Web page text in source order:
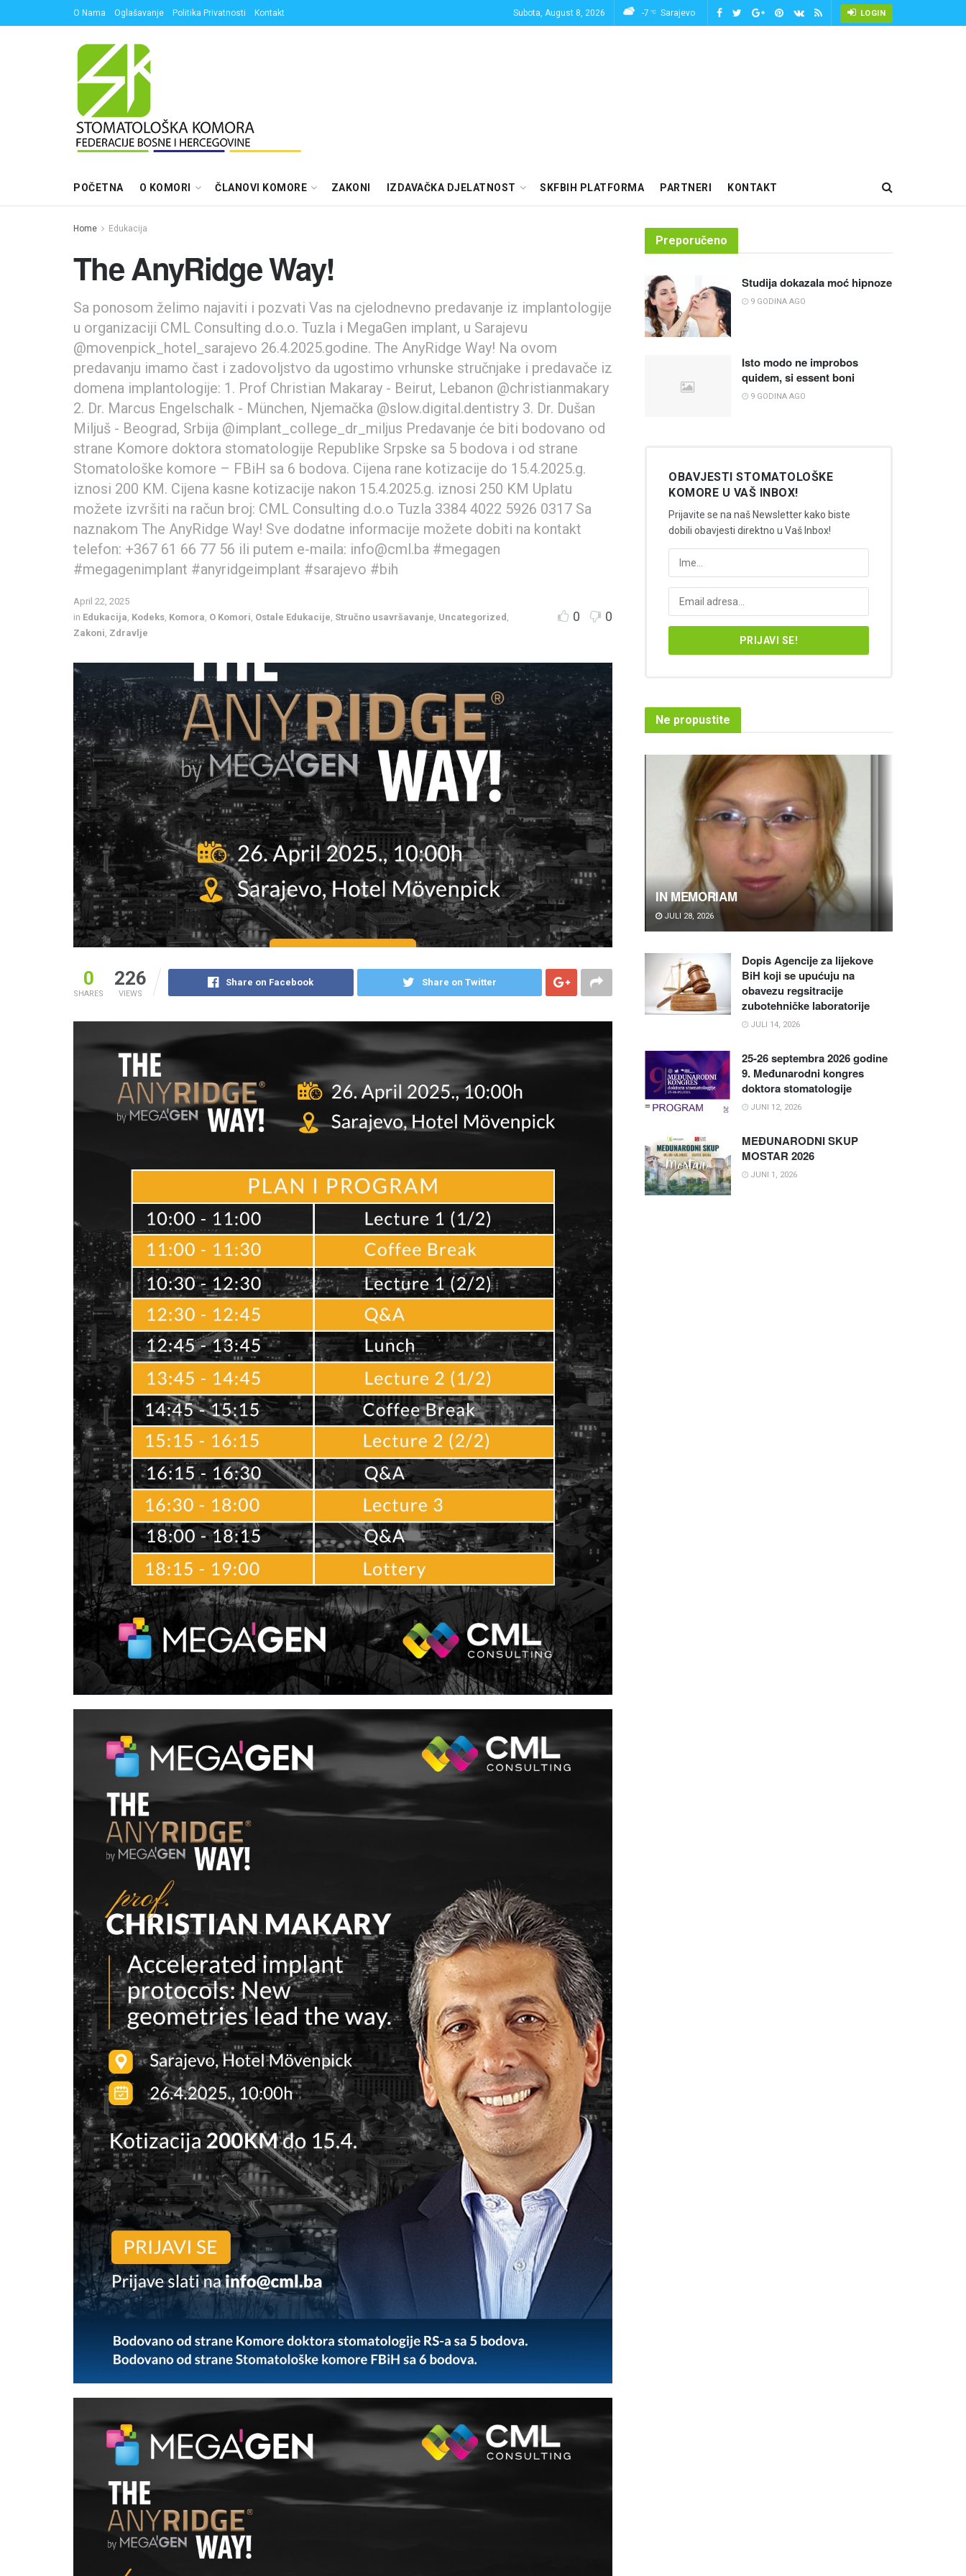
O Nama Oglašavanje Politika Privatnosti Kontakt Subota, August 8, 2026 -7 °C Sarajevo LOGIN
POČETNA O KOMORI ČLANOVI KOMORE ZAKONI IZDAVAČKA DJELATNOST SKFBIH PLATFORMA PARTNERI KONTAKT
Home Edukacija
The AnyRidge Way!
Sa ponosom želimo najaviti i pozvati Vas na cjelodnevno predavanje iz implantologije
u organizaciji CML Consulting d.o.o. Tuzla i MegaGen implant, u Sarajevu
@movenpick_hotel_sarajevo 26.4.2025.godine. The AnyRidge Way! Na ovom
predavanju imamo čast i zadovoljstvo da ugostimo vrhunske stručnjake i predavače iz
domena implantologije: 1. Prof Christian Makaray - Beirut, Lebanon @christianmakary
2. Dr. Marcus Engelschalk - München, Njemačka @slow.digital.dentistry 3. Dr. Dušan
Miljuš - Beograd, Srbija @implant_college_dr_miljus Predavanje će biti bodovano od
strane Komore doktora stomatologije Republike Srpske sa 5 bodova i od strane
Stomatološke komore – FBiH sa 6 bodova. Cijena rane kotizacije do 15.4.2025.g.
iznosi 200 KM. Cijena kasne kotizacije nakon 15.4.2025.g. iznosi 250 KM Uplatu
možete izvršiti na račun broj: CML Consulting d.o.o Tuzla 3384 4022 5926 0317 Sa
naznakom The AnyRidge Way! Sve dodatne informacije možete dobiti na kontakt
telefon: +367 61 66 77 56 ili putem e-maila: info@cml.ba #megagen
#megagenimplant #anyridgeimplant #sarajevo #bih
April 22, 2025
in Edukacija Kodeks Komora O Komori Ostale Edukacije Stručno usavršavanje Uncategorized
Zakoni Zdravlje
0 0
0
SHARES
226
VIEWS
Share on Facebook Share on Twitter
Preporučeno
Studija dokazala moć hipnoze
9 GODINA AGO
Isto modo ne improbos
quidem, si essent boni
9 GODINA AGO
OBAVJESTI STOMATOLOŠKE
KOMORE U VAŠ INBOX!
Prijavite se na naš Newsletter kako biste
dobili obavjesti direktno u Vaš Inbox!
Ne propustite
IN MEMORIAM
JULI 28, 2026
Dopis Agencije za lijekove
BiH koji se upućuju na
obavezu regsitracije
zubotehničke laboratorije
JULI 14, 2026
25-26 septembra 2026 godine
9. Međunarodni kongres
doktora stomatologije
JUNI 12, 2026
MEĐUNARODNI SKUP
MOSTAR 2026
JUNI 1, 2026